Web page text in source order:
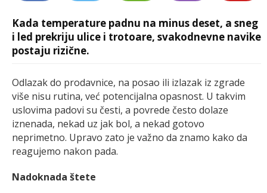
Kada temperature padnu na minus deset, a sneg
i led prekriju ulice i trotoare, svakodnevne navike
postaju rizične.
Odlazak do prodavnice, na posao ili izlazak iz zgrade
više nisu rutina, već potencijalna opasnost. U takvim
uslovima padovi su česti, a povrede često dolaze
iznenada, nekad uz jak bol, a nekad gotovo
neprimetno. Upravo zato je važno da znamo kako da
reagujemo nakon pada.
Nadoknada štete